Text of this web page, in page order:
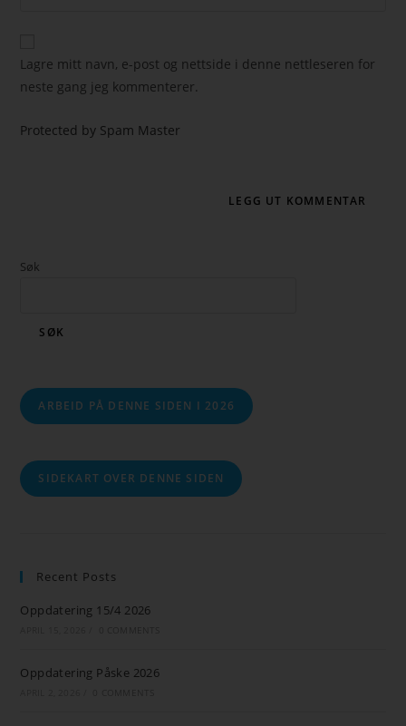
Lagre mitt navn, e-post og nettside i denne nettleseren for
neste gang jeg kommenterer.
Protected by Spam Master
Søk
SØK
ARBEID PÅ DENNE SIDEN I 2026
SIDEKART OVER DENNE SIDEN
Recent Posts
Oppdatering 15/4 2026
Oppdatering Påske 2026